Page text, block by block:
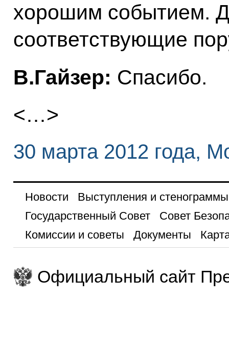
хорошим событием.
соответствующие
В.Гайзер: Спасибо.
<…>
30 марта 2012 года,
Новости
Выступления и стенограммы
Государственный Совет
Совет
Комиссии и советы
Документы
Официальный сайт